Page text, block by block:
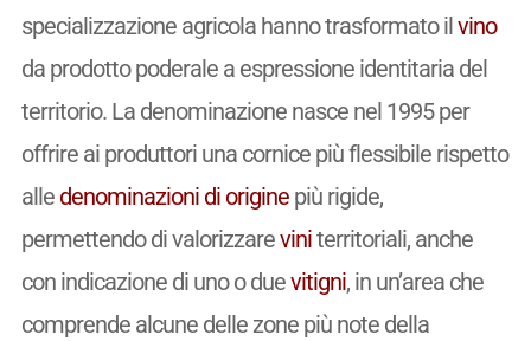
specializzazione agricola hanno trasformato ilvino
da prodotto poderale a espressione identitaria del
territorio. La denominazione nasce nel 1995 per
offrire ai produttori una cornice più flessibile rispetto
alle denominazioni di originepiù rigide,
permettendo di valorizzareviniterritoriali, anche
con indicazione di uno o duevitigni, in un’area che
comprende alcune delle zone più note della